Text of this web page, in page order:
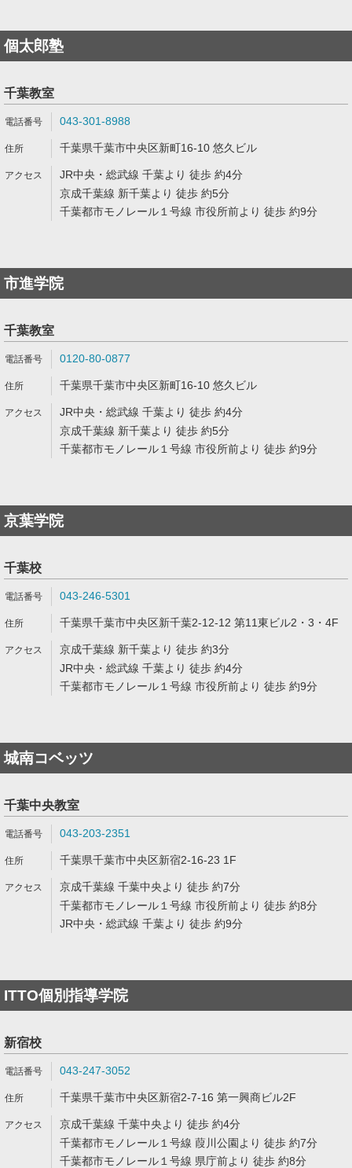
個太郎塾
千葉教室
043-301-8988
千葉県千葉市中央区新町16-10 悠久ビル
JR中央・総武線 千葉より 徒歩 約4分
京成千葉線 新千葉より 徒歩 約5分
千葉都市モノレール１号線 市役所前より 徒歩 約9分
市進学院
千葉教室
0120-80-0877
千葉県千葉市中央区新町16-10 悠久ビル
JR中央・総武線 千葉より 徒歩 約4分
京成千葉線 新千葉より 徒歩 約5分
千葉都市モノレール１号線 市役所前より 徒歩 約9分
京葉学院
千葉校
043-246-5301
千葉県千葉市中央区新千葉2-12-12 第11東ビル2・3・4F
京成千葉線 新千葉より 徒歩 約3分
JR中央・総武線 千葉より 徒歩 約4分
千葉都市モノレール１号線 市役所前より 徒歩 約9分
城南コベッツ
千葉中央教室
043-203-2351
千葉県千葉市中央区新宿2-16-23 1F
京成千葉線 千葉中央より 徒歩 約7分
千葉都市モノレール１号線 市役所前より 徒歩 約8分
JR中央・総武線 千葉より 徒歩 約9分
ITTO個別指導学院
新宿校
043-247-3052
千葉県千葉市中央区新宿2-7-16 第一興商ビル2F
京成千葉線 千葉中央より 徒歩 約4分
千葉都市モノレール１号線 葭川公園より 徒歩 約7分
千葉都市モノレール１号線 県庁前より 徒歩 約8分